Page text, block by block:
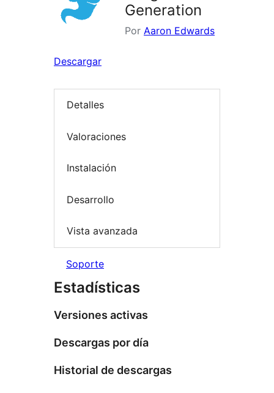
Generation
Por Aaron Edwards
Descargar
Detalles
Valoraciones
Instalación
Desarrollo
Vista avanzada
Soporte
Estadísticas
Versiones activas
Descargas por día
Historial de descargas